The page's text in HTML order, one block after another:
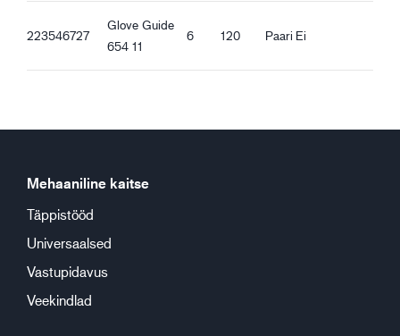
223546727
Glove Guide
654 11
6 120 Paari Ei
Mehaaniline kaitse
Täppistööd
Universaalsed
Vastupidavus
Veekindlad